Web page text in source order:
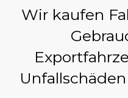
Wir kaufen